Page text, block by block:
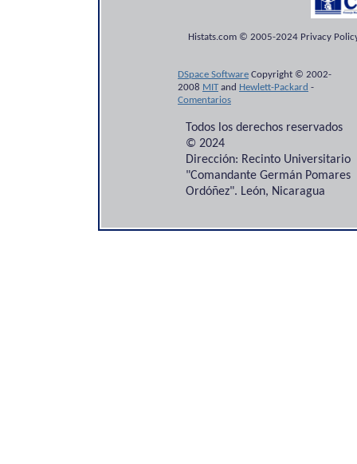
Histats.com © 2005-2024 Privacy
DSpace Software Copyright © 2002-
2008 MITand Hewlett-Packard -
Comentarios
Todos los derechos reservados
© 2024
Dirección: Recinto Universitario
"Comandante Germán Pomares
Ordóñez". León, Nicaragua